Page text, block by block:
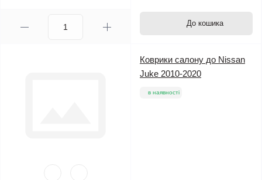
До кошика
Коврики салону до Nissan
Juke 2010-2020
в наявності